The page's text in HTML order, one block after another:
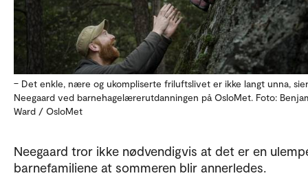
– Det enkle, nære og ukompliserte friluftslivet er ikke langt unna,
Neegaard ved barnehagelærerutdanningen på OsloMet. Foto:
Ward / OsloMet
Neegaard tror ikke nødvendigvis at det er en
barnefamiliene at sommeren blir annerledes.